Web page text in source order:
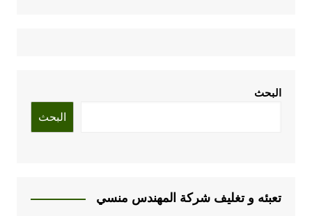
البحث
البحث
تعبئه و تغليف شركة المهندس منسي